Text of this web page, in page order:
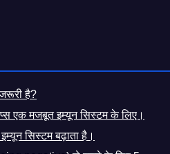
है?
एक मजबूत इम्यून सिस्टम के लिए।
सिस्टम बढ़ाता है।